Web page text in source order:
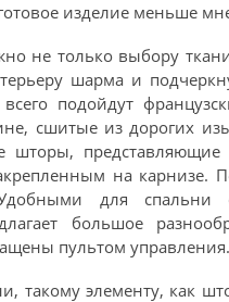
изделие меньше
не только выбору
шарма и
всего подойдут
сшитые из дорогих
шторы,
на карнизе.
для
большое
пультом управления.
такому элементу, как